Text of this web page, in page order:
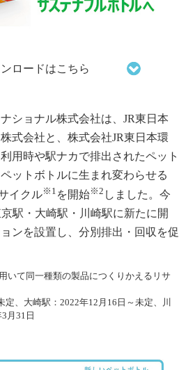
ロードはこちら
ショナル株式会社は、JR東日本
式会社と、株式会社JR東日本環
用時や駅ナカで排出されたペット
ットボトルに生まれ変わらせる
イクル※1 を開始※2 しました。今
駅・大崎駅・川崎駅に新たに開
ンを設置し、分別排出・回収を促
て同一種類の製品につくりかえるリサ
、大崎駅：2022年12月16日～未定、川
月31日